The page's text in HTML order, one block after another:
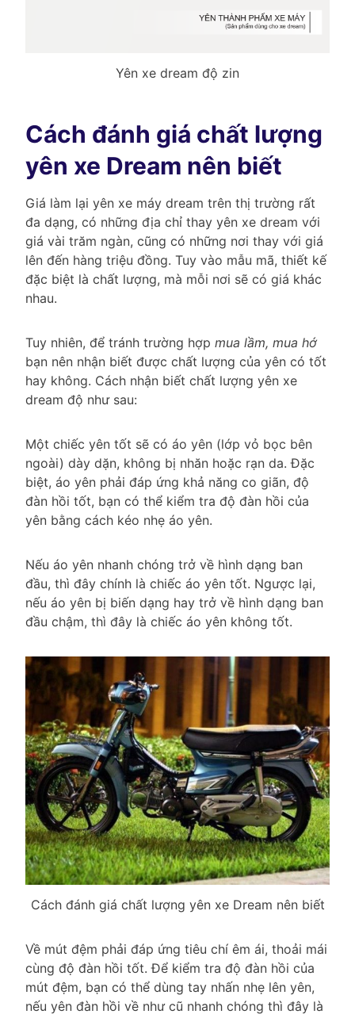
Yên xe dream độ zin
Cách đánh giá chất lượng
yên xe Dream nên biết
Giá làm lại yên xe máy dream trên thị trường rất
đa dạng, có những địa chỉ thay yên xe dream với
giá vài trăm ngàn, cũng có những nơi thay với giá
lên đến hàng triệu đồng. Tuy vào mẫu mã, thiết kế
đặc biệt là chất lượng, mà mỗi nơi sẽ có giá khác
nhau.
Tuy nhiên, để tránh trường hợp mua lầm, mua hớ
bạn nên nhận biết được chất lượng của yên có tốt
hay không. Cách nhận biết chất lượng yên xe
dream độ như sau:
Một chiếc yên tốt sẽ có áo yên (lớp vỏ bọc bên
ngoài) dày dặn, không bị nhăn hoặc rạn da. Đặc
biệt, áo yên phải đáp ứng khả năng co giãn, độ
đàn hồi tốt, bạn có thể kiểm tra độ đàn hồi của
yên bằng cách kéo nhẹ áo yên.
Nếu áo yên nhanh chóng trở về hình dạng ban
đầu, thì đây chính là chiếc áo yên tốt. Ngược lại,
nếu áo yên bị biến dạng hay trở về hình dạng ban
đầu chậm, thì đây là chiếc áo yên không tốt.
Cách đánh giá chất lượng yên xe Dream nên biết
Về mút đệm phải đáp ứng tiêu chí êm ái, thoải mái
cùng độ đàn hồi tốt. Để kiểm tra độ đàn hồi của
mút đệm, bạn có thể dùng tay nhấn nhẹ lên yên,
nếu yên đàn hồi về như cũ nhanh chóng thì đây là